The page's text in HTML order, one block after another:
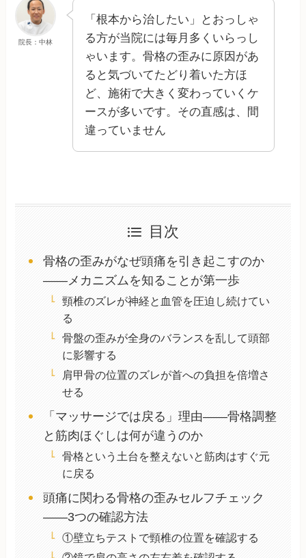
院長：中林
「根本から治したい」とおっしゃ
る方が当院には毎月多くいらっし
ゃいます。骨格の歪みに原因があ
ると気づいてたどり着いた方ほ
ど、施術で大きく変わっていくケ
ースが多いです。その直感は、間
違っていません
目次
骨格の歪みがなぜ頭痛を引き起こすのか
——メカニズムを知ることが第一歩
頸椎のズレが神経と血管を圧迫し続けてい
る
骨盤の歪みが全身のバランスを乱して頭部
に影響する
肩甲骨の位置のズレが首への負担を倍増さ
せる
「マッサージでは戻る」理由——骨格調整
と筋肉ほぐしは何が違うのか
骨格という土台を整えないと筋肉はすぐ元
に戻る
頭痛に関わる骨格の歪みセルフチェック
——3つの確認方法
①壁立ちテストで頸椎の位置を確認する